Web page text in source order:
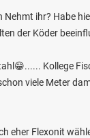
Nehmt ihr? Habe
der Köder
Kollege
viele Meter
eher Flexonit